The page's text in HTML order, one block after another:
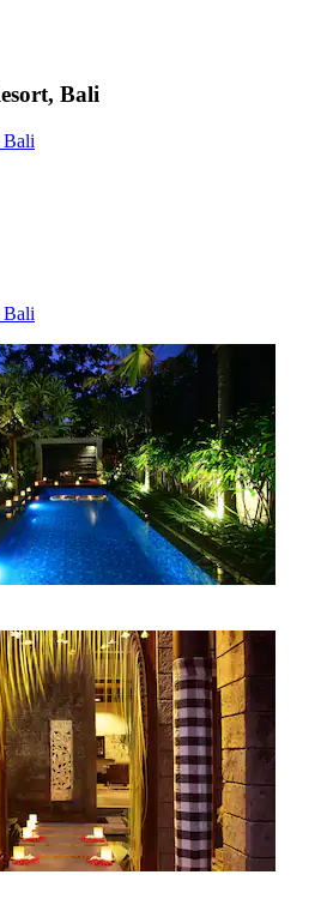
Bali
Bali
Bali